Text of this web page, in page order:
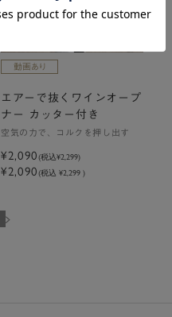
エアーで抜くワインオープ
ナー カッター付き
空気の力で、コルクを押し出す
¥2,090(税込¥2,299)
¥2,090(税込 ¥2,299 )